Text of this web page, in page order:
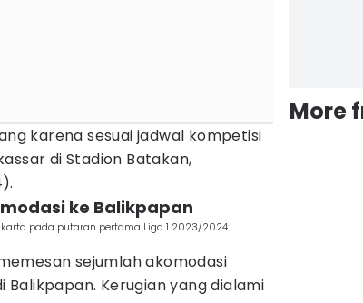
karena sesuai jadwal kompetisi
di Stadion Batakan,
ke Balikpapan
pada putaran pertama Liga 1 2023/2024.
sejumlah akomodasi
Kerugian yang dialami
More